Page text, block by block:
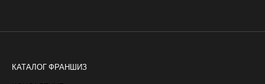
КАТАЛОГ ФРАНШИЗ